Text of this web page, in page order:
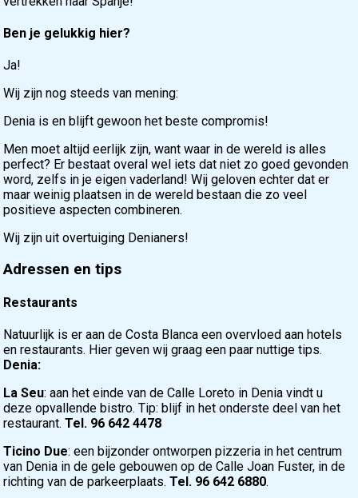
Ben je gelukkig hier?
Ja!
Wij zijn nog steeds van mening:
Denia is en blijft gewoon het beste compromis!
Men moet altijd eerlijk zijn, want waar in de wereld is alles
perfect? Er bestaat overal wel iets dat niet zo goed gevonden
word, zelfs in je eigen vaderland! Wij geloven echter dat er
maar weinig plaatsen in de wereld bestaan die zo veel
positieve aspecten combineren.
Wij zijn uit overtuiging Denianers!
Adressen en tips
Restaurants
Natuurlijk is er aan de Costa Blanca een overvloed aan hotels
en restaurants. Hier geven wij graag een paar nuttige tips.
Denia:
La Seu: aan het einde van de Calle Loreto in Denia vindt u
deze opvallende bistro. Tip: blijf in het onderste deel van het
restaurant.Tel. 96 642 4478
Ticino Due: een bijzonder ontworpen pizzeria in het centrum
van Denia in de gele gebouwen op de Calle Joan Fuster, in de
richting van de parkeerplaats.Tel. 96 642 6880.